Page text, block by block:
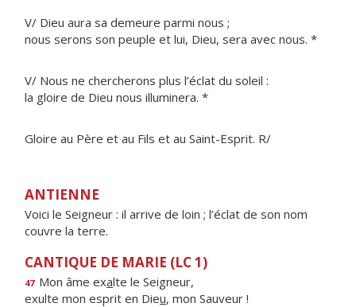
V/ Dieu aura sa demeure parmi nous ;
nous serons son peuple et lui, Dieu, sera avec nous. *
V/ Nous ne chercherons plus l’éclat du soleil :
la gloire de Dieu nous illuminera. *
Gloire au Père et au Fils et au Saint-Esprit. R/
ANTIENNE
Voici le Seigneur : il arrive de loin ; l’éclat de son nom
couvre la terre.
CANTIQUE DE MARIE (LC 1)
47 Mon âme exalte le Seigneur,
exulte mon esprit en Dieu, mon Sauveur !